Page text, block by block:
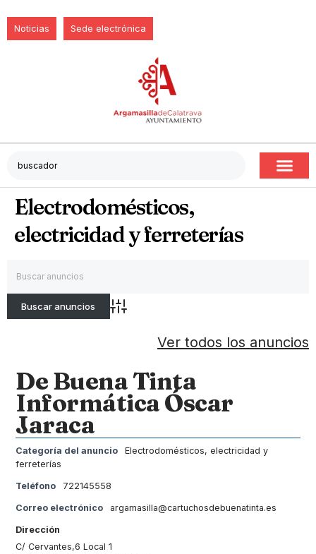
Noticias Sede electrónica
Electrodomésticos,
electricidad y ferreterías
Búsqueda avanzada
Ver todos los anuncios
De Buena Tinta
Informática Óscar
Jaraca
Categoría del anuncio
Electrodomésticos, electricidad y
ferreterías
Teléfono 722145558
Correo electrónico argamasilla@cartuchosdebuenatinta.es
Dirección
C/ Cervantes,6 Local 1